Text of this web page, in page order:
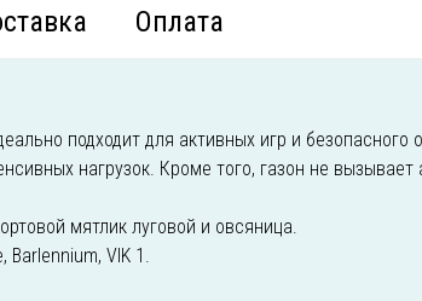
Оплата
подходит для активных игр и
нагрузок. Кроме того, газон не
мятлик луговой и овсяница.
Barlennium, VIK 1.